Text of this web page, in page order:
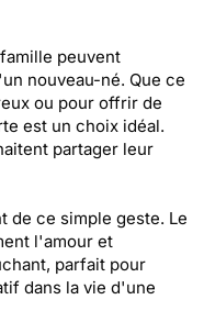
peuvent
nouveau-né. Que ce
ou pour offrir de
est un choix idéal.
partager leur
de ce simple geste. Le
l'amour et
parfait pour
dans la vie d'une